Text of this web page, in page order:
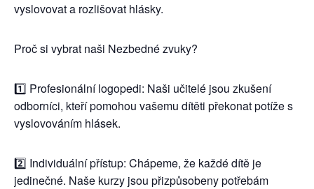
vyslovovat a rozlišovat hlásky.
Proč si vybrat naši Nezbedné zvuky?
1️⃣ Profesionální logopedi: Naši učitelé jsou zkušení
odborníci, kteří pomohou vašemu dítěti překonat potíže s
vyslovováním hlásek.
2️⃣ Individuální přístup: Chápeme, že každé dítě je
jedinečné. Naše kurzy jsou přizpůsobeny potřebám